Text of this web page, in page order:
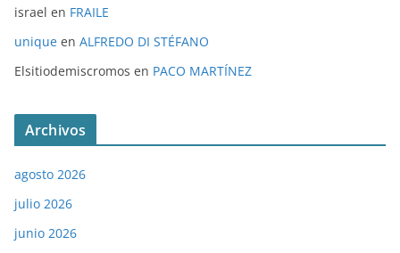
israel en FRAILE
unique en ALFREDO DI STÉFANO
Elsitiodemiscromos en PACO MARTÍNEZ
Archivos
agosto 2026
julio 2026
junio 2026